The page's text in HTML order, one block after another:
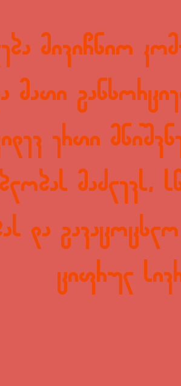
მივიჩნიო
მათი
ერთი
მაძლევს,
და
ციფრულ